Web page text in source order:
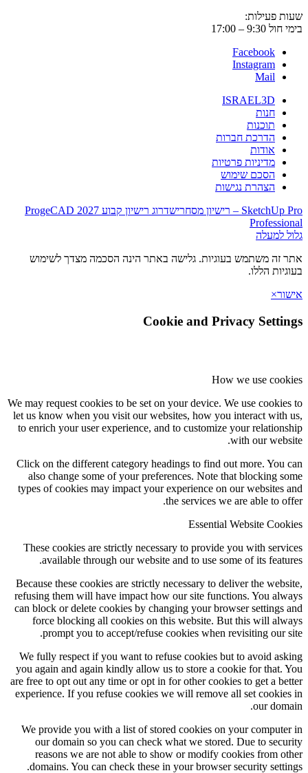
שעות פעילות:
בימי חול 9:30 – 17:00
Facebook
Instagram
Mail
ISRAEL3D
חנות
תוכנות
הדרכת חברות
אודות
מדיניות פרטיות
הסכם שימוש
הצהרת נגישות
SketchUp Pro – רישיון מסחרי
שדרוג רישיון קבוע ProgeCAD 2027
Professional
גלול למעלה
אתר זה משתמש בעוגיות. גלישה באתר הינה הסכמה מצדך לשימוש
בעוגיות הללו.
אישור×
Cookie and Privacy Settings
How we use cookies
We may request cookies to be set on your device. We use cookies to
let us know when you visit our websites, how you interact with us,
to enrich your user experience, and to customize your relationship
with our website.
Click on the different category headings to find out more. You can
also change some of your preferences. Note that blocking some
types of cookies may impact your experience on our websites and
the services we are able to offer.
Essential Website Cookies
These cookies are strictly necessary to provide you with services
available through our website and to use some of its features.
Because these cookies are strictly necessary to deliver the website,
refusing them will have impact how our site functions. You always
can block or delete cookies by changing your browser settings and
force blocking all cookies on this website. But this will always
prompt you to accept/refuse cookies when revisiting our site.
We fully respect if you want to refuse cookies but to avoid asking
you again and again kindly allow us to store a cookie for that. You
are free to opt out any time or opt in for other cookies to get a better
experience. If you refuse cookies we will remove all set cookies in
our domain.
We provide you with a list of stored cookies on your computer in
our domain so you can check what we stored. Due to security
reasons we are not able to show or modify cookies from other
domains. You can check these in your browser security settings.